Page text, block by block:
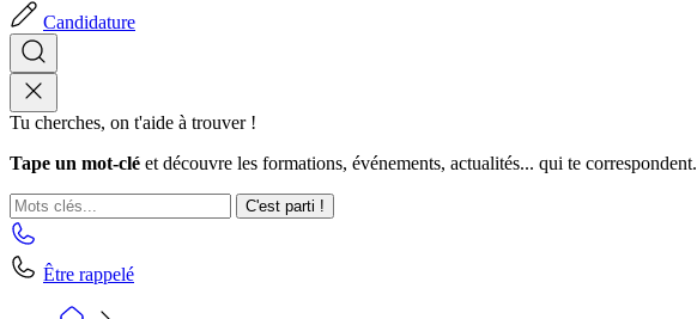
Candidature
Tu cherches, on t'aide à trouver !
Tape un mot-clé et découvre les formations, événements, actualités... qui te correspondent.
C'est parti !
Être rappelé